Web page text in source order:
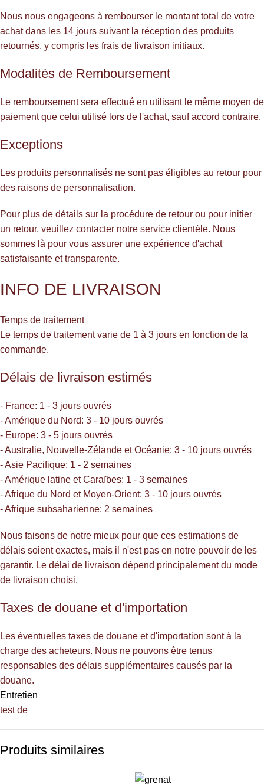
Nous nous engageons à rembourser le montant total de votre
achat dans les 14 jours suivant la réception des produits
retournés, y compris les frais de livraison initiaux.
Modalités de Remboursement
Le remboursement sera effectué en utilisant le même moyen de
paiement que celui utilisé lors de l'achat, sauf accord contraire.
Exceptions
Les produits personnalisés ne sont pas éligibles au retour pour
des raisons de personnalisation.
Pour plus de détails sur la procédure de retour ou pour initier
un retour, veuillez contacter notre service clientèle. Nous
sommes là pour vous assurer une expérience d'achat
satisfaisante et transparente.
INFO DE LIVRAISON
Temps de traitement
Le temps de traitement varie de 1 à 3 jours en fonction de la
commande.
Délais de livraison estimés
- France: 1 - 3 jours ouvrés
- Amérique du Nord: 3 - 10 jours ouvrés
- Europe: 3 - 5 jours ouvrés
- Australie, Nouvelle-Zélande et Océanie: 3 - 10 jours ouvrés
- Asie Pacifique: 1 - 2 semaines
- Amérique latine et Caraïbes: 1 - 3 semaines
- Afrique du Nord et Moyen-Orient: 3 - 10 jours ouvrés
- Afrique subsaharienne: 2 semaines
Nous faisons de notre mieux pour que ces estimations de
délais soient exactes, mais il n'est pas en notre pouvoir de les
garantir. Le délai de livraison dépend principalement du mode
de livraison choisi.
Taxes de douane et d'importation
Les éventuelles taxes de douane et d'importation sont à la
charge des acheteurs. Nous ne pouvons être tenus
responsables des délais supplémentaires causés par la
douane.
Entretien
test de
Produits similaires